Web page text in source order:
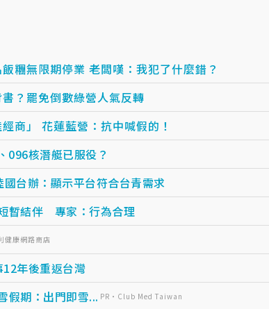
糰無限期停業 老闆嘆：我犯了什麼錯？
？罷免倒數綠營人氣反轉
商」 花蓮藍營：抗中喊假的！
096核潛艇已服役？
台辦：顯示平台符合台青需求
暫結伴 專家：行為合理
健康網路商店
年後重返台灣
假期：出門即雪... PR・Club Med Taiwan